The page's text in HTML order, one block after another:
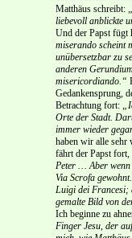
Matthäus schreibt:
liebevoll anblickte
Und der Papst fügt
miserando scheint
unübersetzbar zu
anderen
misericordiando.“
Gedankensprung,
Betrachtung fort:
Orte der Stadt.
immer wieder
haben wir alle sehr
fährt der Papst fort,
Peter … Aber wenn
Via Scrofa
Luigi dei Francesi;
gemalte Bild von
Ich beginne zu
Finger Jesu, der